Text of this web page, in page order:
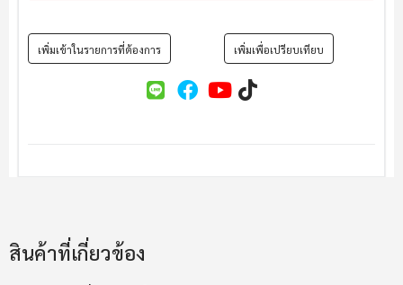
เพิ่มเข้าในรายการที่ต้องการ เพิ่มเพื่อเปรียบเทียบ
สินค้าที่เกี่ยวข้อง